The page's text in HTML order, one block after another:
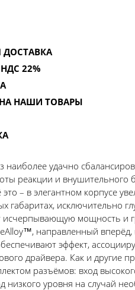
22%
НАШИ ТОВАРЫ
наиболее удачно
реакции и внушительного
– в элегантном корпусе
габаритах, исключительно
исчерпывающую мощность и
направленный
эффект,
драйвера. Как и другие
разъёмов: вход
низкого уровня на случай